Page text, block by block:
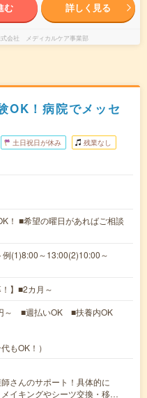
む 詳しく見る
式会社 メディカルケア事業部
！病院でメッセ
土日祝日が休み 残業なし
！ ■希望の曜日があればご相談
(1)8:00～13:00(2)10:00～
】■2カ月～
～ ■週払いOK ■扶養内OK
もOK！）
さんのサポート！具体的に
イキングやシーツ交換・移…